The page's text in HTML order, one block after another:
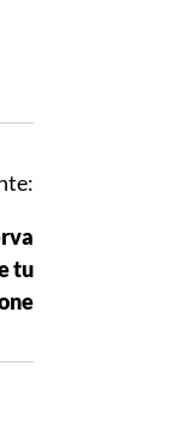
tu